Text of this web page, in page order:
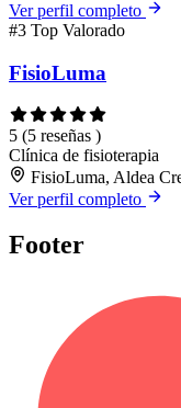
Ver perfil completo
#3 Top Valorado
FisioLuma
5 (5 reseñas )
Clínica de fisioterapia
FisioLuma, Aldea
Ver perfil completo
Footer